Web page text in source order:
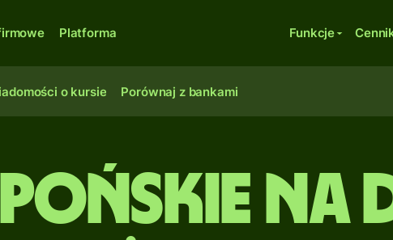
Platforma Funkcje
o kursie Porównaj z bankami
na